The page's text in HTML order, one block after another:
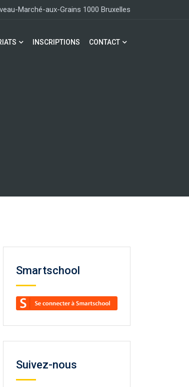
Marché-aux-Grains 1000 Bruxelles
INSCRIPTIONS CONTACT
Smartschool
Suivez-nous